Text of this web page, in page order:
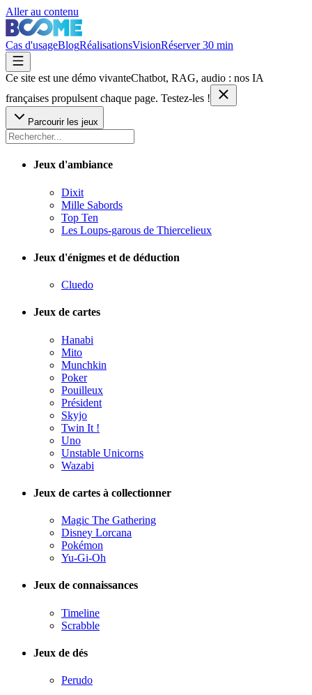
Aller au contenu
Cas d'usageBlogRéalisationsVisionRéserver 30 min
Ce site est une démo vivanteChatbot, RAG, audio : nos IA
françaises propulsent chaque page. Testez-les !
Parcourir les jeux
Jeux d'ambiance
Dixit
Mille Sabords
Top Ten
Les Loups-garous de Thiercelieux
Jeux d'énigmes et de déduction
Cluedo
Jeux de cartes
Hanabi
Mito
Munchkin
Poker
Pouilleux
Président
Skyjo
Twin It !
Uno
Unstable Unicorns
Wazabi
Jeux de cartes à collectionner
Magic The Gathering
Disney Lorcana
Pokémon
Yu-Gi-Oh
Jeux de connaissances
Timeline
Scrabble
Jeux de dés
Perudo